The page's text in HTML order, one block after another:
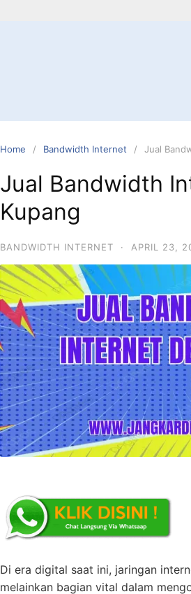
Home Bandwidth Internet Jual
Jual Bandwidth
Kupang
BANDWIDTH INTERNET · APRIL 23,
Di era digital saat ini, jaringan
melainkan bagian vital dalam